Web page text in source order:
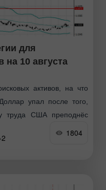
для
10 августа
активов, на что
упал после того,
труда США преподнёс
Занятость в
1804